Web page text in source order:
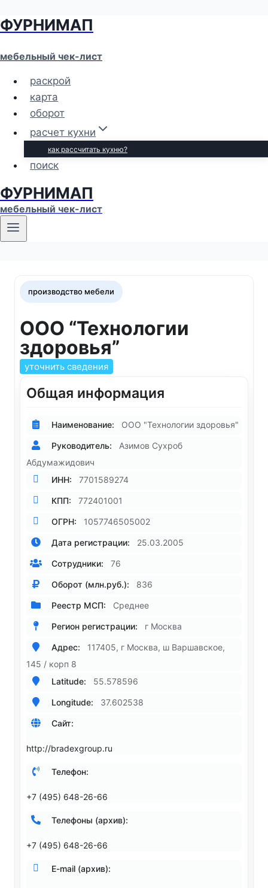
Перейти
содержимому
ФУРНИМАП
мебельный чек-лист
раскрой
карта
оборот
расчет кухни
как рассчитать кухню?
поиск
ФУРНИМАП
мебельный чек-лист
производство мебели
ООО “Технологии
здоровья”
уточнить сведения
Общая информация
Наименование: ООО "Технологии здоровья"
Руководитель:
Азимов Сухроб
Абдумажидович
ИНН:
7701589274
КПП: 772401001
ОГРН: 1057746505002
Дата регистрации: 25.03.2005
Сотрудники: 76
Оборот (млн.руб.): 836
Реестр МСП: Среднее
Регион регистрации: г Москва
Адрес:
117405, г Москва, ш Варшавское,
145 / корп 8
Latitude:
55.578596
Longitude: 37.602538
Сайт:
http://bradexgroup.ru
Телефон:
+7 (495) 648-26-66
Телефоны (архив):
+7 (495) 648-26-66
E-mail (архив):